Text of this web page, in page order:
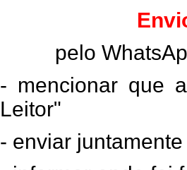
pelo
- mencionar que
Leitor"
- enviar